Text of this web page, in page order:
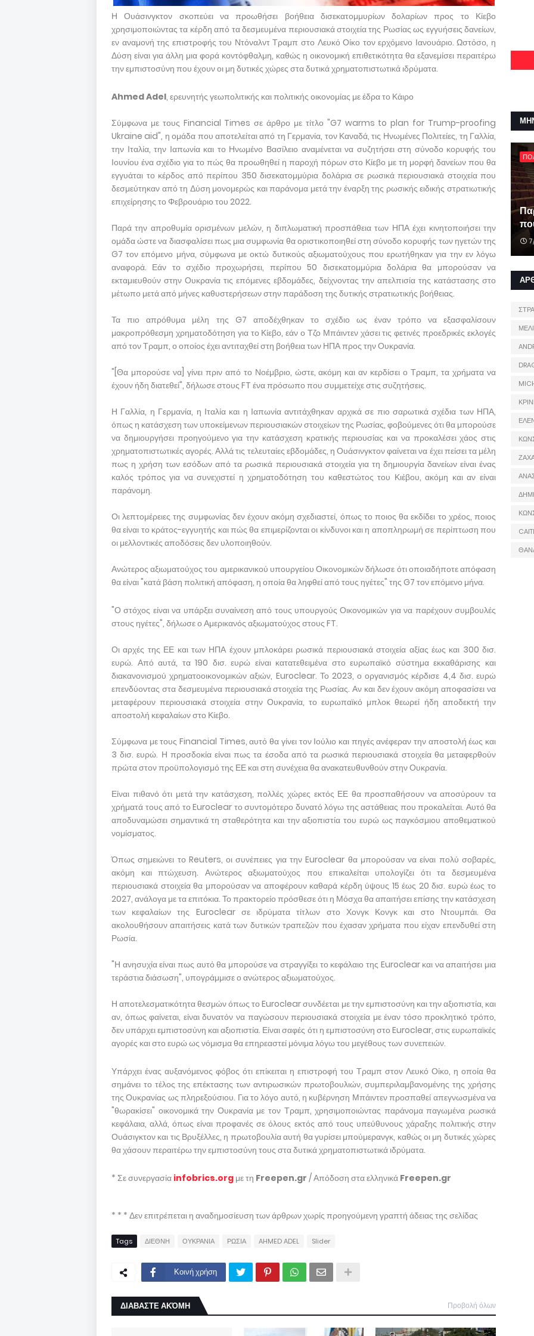
Η Ουάσινγκτον σκοπεύει να προωθήσει βοήθεια δισεκατομμυρίων δολαρίων προς το Κίεβο
χρησιμοποιώντας τα κέρδη από τα δεσμευμένα περιουσιακά στοιχεία της Ρωσίας ως εγγυήσεις δανείων,
εν αναμονή της επιστροφής του Ντόναλντ Τραμπ στο Λευκό Οίκο τον ερχόμενο Ιανουάριο. Ωστόσο, η
Δύση είναι για άλλη μια φορά κοντόφθαλμη, καθώς η οικονομική επιθετικότητα θα εξανεμίσει περαιτέρω
την εμπιστοσύνη που έχουν οι μη δυτικές χώρες στα δυτικά χρηματοπιστωτικά ιδρύματα.
Ahmed Adel, ερευνητής γεωπολιτικής και πολιτικής οικονομίας με έδρα το Κάιρο
Σύμφωνα με τους Financial Times σε άρθρο με τίτλο "G7 warms to plan for Trump-proofing
Ukraine aid", η ομάδα που αποτελείται από τη Γερμανία, τον Καναδά, τις Ηνωμένες Πολιτείες, τη Γαλλία,
την Ιταλία, την Ιαπωνία και το Ηνωμένο Βασίλειο αναμένεται να συζητήσει στη σύνοδο κορυφής του
Ιουνίου ένα σχέδιο για το πώς θα προωθηθεί η παροχή πόρων στο Κίεβο με τη μορφή δανείων που θα
εγγυάται το κέρδος από περίπου 350 δισεκατομμύρια δολάρια σε ρωσικά περιουσιακά στοιχεία που
δεσμεύτηκαν από τη Δύση μονομερώς και παράνομα μετά την έναρξη της ρωσικής ειδικής στρατιωτικής
επιχείρησης το Φεβρουάριο του 2022.
Παρά την απροθυμία ορισμένων μελών, η διπλωματική προσπάθεια των ΗΠΑ έχει κινητοποιήσει την
ομάδα ώστε να διασφαλίσει πως μια συμφωνία θα οριστικοποιηθεί στη σύνοδο κορυφής των ηγετών της
G7 τον επόμενο μήνα, σύμφωνα με οκτώ δυτικούς αξιωματούχους που ερωτήθηκαν για την εν λόγω
αναφορά. Εάν το σχέδιο προχωρήσει, περίπου 50 δισεκατομμύρια δολάρια θα μπορούσαν να
εκταμιευθούν στην Ουκρανία τις επόμενες εβδομάδες, δείχνοντας την απελπισία της κατάστασης στο
μέτωπο μετά από μήνες καθυστερήσεων στην παράδοση της δυτικής στρατιωτικής βοήθειας.
Τα πιο απρόθυμα μέλη της G7 αποδέχθηκαν το σχέδιο ως έναν τρόπο να εξασφαλίσουν
μακροπρόθεσμη χρηματοδότηση για το Κίεβο, εάν ο Τζο Μπάιντεν χάσει τις φετινές προεδρικές εκλογές
από τον Τραμπ, ο οποίος έχει αντιταχθεί στη βοήθεια των ΗΠΑ προς την Ουκρανία.
"[Θα μπορούσε να] γίνει πριν από το Νοέμβριο, ώστε, ακόμη και αν κερδίσει ο Τραμπ, τα χρήματα να
έχουν ήδη διατεθεί", δήλωσε στους FT ένα πρόσωπο που συμμετείχε στις συζητήσεις.
Η Γαλλία, η Γερμανία, η Ιταλία και η Ιαπωνία αντιτάχθηκαν αρχικά σε πιο σαρωτικά σχέδια των ΗΠΑ,
όπως η κατάσχεση των υποκείμενων περιουσιακών στοιχείων της Ρωσίας, φοβούμενες ότι θα μπορούσε
να δημιουργήσει προηγούμενο για την κατάσχεση κρατικής περιουσίας και να προκαλέσει χάος στις
χρηματοπιστωτικές αγορές. Αλλά τις τελευταίες εβδομάδες, η Ουάσινγκτον φαίνεται να έχει πείσει τα μέλη
πως η χρήση των εσόδων από τα ρωσικά περιουσιακά στοιχεία για τη δημιουργία δανείων είναι ένας
καλός τρόπος για να συνεχιστεί η χρηματοδότηση του καθεστώτος του Κιέβου, ακόμη και αν είναι
παράνομη.
Οι λεπτομέρειες της συμφωνίας δεν έχουν ακόμη σχεδιαστεί, όπως το ποιος θα εκδίδει το χρέος, ποιος
θα είναι το κράτος-εγγυητής και πώς θα επιμερίζονται οι κίνδυνοι και η αποπληρωμή σε περίπτωση που
οι μελλοντικές αποδόσεις δεν υλοποιηθούν.
Ανώτερος αξιωματούχος του αμερικανικού υπουργείου Οικονομικών δήλωσε ότι οποιαδήποτε απόφαση
θα είναι "κατά βάση πολιτική απόφαση, η οποία θα ληφθεί από τους ηγέτες" της G7 τον επόμενο μήνα.
"Ο στόχος είναι να υπάρξει συναίνεση από τους υπουργούς Οικονομικών για να παρέχουν συμβουλές
στους ηγέτες", δήλωσε ο Αμερικανός αξιωματούχος στους FT.
Οι αρχές της ΕΕ και των ΗΠΑ έχουν μπλοκάρει ρωσικά περιουσιακά στοιχεία αξίας έως και 300 δισ.
ευρώ. Από αυτά, τα 190 δισ. ευρώ είναι κατατεθειμένα στο ευρωπαϊκό σύστημα εκκαθάρισης και
διακανονισμού χρηματοοικονομικών αξιών, Euroclear. Το 2023, ο οργανισμός κέρδισε 4,4 δισ. ευρώ
επενδύοντας στα δεσμευμένα περιουσιακά στοιχεία της Ρωσίας. Αν και δεν έχουν ακόμη αποφασίσει να
μεταφέρουν περιουσιακά στοιχεία στην Ουκρανία, το ευρωπαϊκό μπλοκ θεωρεί ήδη αποδεκτή την
αποστολή κεφαλαίων στο Κίεβο.
Σύμφωνα με τους Financial Times, αυτό θα γίνει τον Ιούλιο και πηγές ανέφεραν την αποστολή έως και
3 δισ. ευρώ. Η προσδοκία είναι πως τα έσοδα από τα ρωσικά περιουσιακά στοιχεία θα μεταφερθούν
πρώτα στον προϋπολογισμό της ΕΕ και στη συνέχεια θα ανακατευθυνθούν στην Ουκρανία.
Είναι πιθανό ότι μετά την κατάσχεση, πολλές χώρες εκτός ΕΕ θα προσπαθήσουν να αποσύρουν τα
χρήματά τους από το Euroclear το συντομότερο δυνατό λόγω της αστάθειας που προκαλείται. Αυτό θα
αποδυναμώσει σημαντικά τη σταθερότητα και την αξιοπιστία του ευρώ ως παγκόσμιου αποθεματικού
νομίσματος.
Όπως σημειώνει το Reuters, οι συνέπειες για την Euroclear θα μπορούσαν να είναι πολύ σοβαρές,
ακόμη και πτώχευση. Ανώτερος αξιωματούχος που επικαλείται υπολογίζει ότι τα δεσμευμένα
περιουσιακά στοιχεία θα μπορούσαν να αποφέρουν καθαρά κέρδη ύψους 15 έως 20 δισ. ευρώ έως το
2027, ανάλογα με τα επιτόκια. Το πρακτορείο πρόσθεσε ότι η Μόσχα θα απαιτήσει επίσης την κατάσχεση
των κεφαλαίων της Euroclear σε ιδρύματα τίτλων στο Χονγκ Κονγκ και στο Ντουμπάι. Θα
ακολουθήσουν απαιτήσεις κατά των δυτικών τραπεζών που έχασαν χρήματα που είχαν επενδυθεί στη
Ρωσία.
"Η ανησυχία είναι πως αυτό θα μπορούσε να στραγγίξει το κεφάλαιο της Euroclear και να απαιτήσει μια
τεράστια διάσωση", υπογράμμισε ο ανώτερος αξιωματούχος.
Η αποτελεσματικότητα θεσμών όπως το Euroclear συνδέεται με την εμπιστοσύνη και την αξιοπιστία, και
αν, όπως φαίνεται, είναι δυνατόν να παγώσουν περιουσιακά στοιχεία με έναν τόσο προκλητικό τρόπο,
δεν υπάρχει εμπιστοσύνη και αξιοπιστία. Είναι σαφές ότι η εμπιστοσύνη στο Euroclear, στις ευρωπαϊκές
αγορές και στο ευρώ ως νόμισμα θα επηρεαστεί μόνιμα λόγω του μεγέθους των συνεπειών.
Υπάρχει ένας αυξανόμενος φόβος ότι επίκειται η επιστροφή του Τραμπ στον Λευκό Οίκο, η οποία θα
σημάνει το τέλος της επέκτασης των αντιρωσικών πρωτοβουλιών, συμπεριλαμβανομένης της χρήσης
της Ουκρανίας ως πληρεξούσιου. Για το λόγο αυτό, η κυβέρνηση Μπάιντεν προσπαθεί απεγνωσμένα να
"θωρακίσει" οικονομικά την Ουκρανία με τον Τραμπ, χρησιμοποιώντας παράνομα παγωμένα ρωσικά
κεφάλαια, αλλά, όπως είναι προφανές σε όλους εκτός από τους υπεύθυνους χάραξης πολιτικής στην
Ουάσιγκτον και τις Βρυξέλλες, η πρωτοβουλία αυτή θα γυρίσει μπούμερανγκ, καθώς οι μη δυτικές χώρες
θα χάσουν περαιτέρω την εμπιστοσύνη τους στα δυτικά χρηματοπιστωτικά ιδρύματα.
* Σε συνεργασία infobrics.org με τη Freepen.gr / Απόδοση στα ελληνικά Freepen.gr
* * * Δεν επιτρέπεται η αναδημοσίευση των άρθρων χωρίς προηγούμενη γραπτή άδειας της σελίδας
Tags ΔΙΕΘΝΗ ΟΥΚΡΑΝΙΑ ΡΩΣΙΑ AHMED ADEL Slider
Κοινή χρήση
ΔΙΑΒΑΣΤΕ ΑΚΌΜΗ Προβολή όλων